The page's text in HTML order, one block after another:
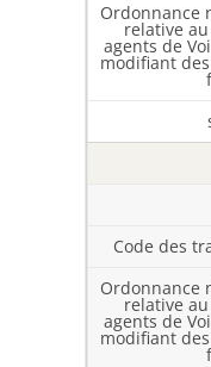
Ordonnance
relative
agents de
modifiant
Code des
Ordonnance
relative
agents de
modifiant